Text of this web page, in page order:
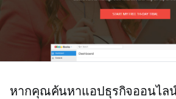
หากคุณค้นหาแอปธุรกิจออนไ